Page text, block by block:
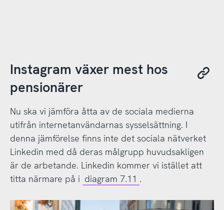
Instagram växer mest hos
pensionärer
Nu ska vi jämföra åtta av de sociala medierna
utifrån internetanvändarnas sysselsättning. I
denna jämförelse finns inte det sociala nätverket
Linkedin med då deras målgrupp huvudsakligen
är de arbetande. Linkedin kommer vi istället att
titta närmare på i diagram 7.11 .